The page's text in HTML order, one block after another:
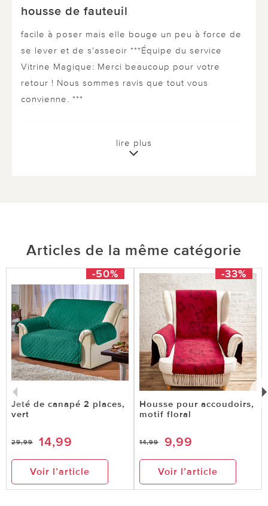
housse de fauteuil
facile à poser mais elle bouge un peu à force de
se lever et de s'asseoir ***Équipe du service
Vitrine Magique: Merci beaucoup pour votre
retour ! Nous sommes ravis que tout vous
convienne. ***
0 sur 0 ont trouvé cette évaluation utile.
le 13.03.2025sur GAUDE ANNE de PASSY GRIGNY
housse de fauteuil
très joli et s'adapte pil;poil à mes fauteuils
0 sur 0 ont trouvé cette évaluation utile.
utile pas utile
lire plus
Articles de la même catégorie
-50%
Jeté de canapé 2 places,
vert
29,99 14,99
Voir l’article
-33%
Housse pour accoudoirs,
motif floral
14,99 9,99
Voir l’article